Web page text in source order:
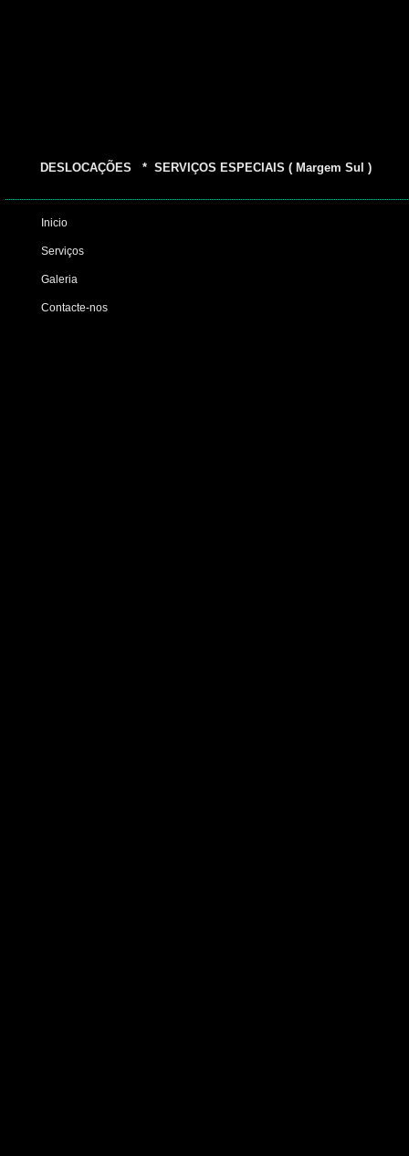
DESLOCAÇÕES * SERVIÇOS ESPECIAIS ( Margem Sul )
Inicio
Serviços
Contacte-nos
Galeria